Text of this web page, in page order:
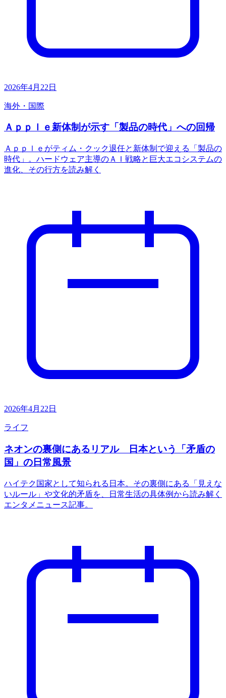
2026年4月22日
海外・国際
Ａｐｐｌｅ新体制が示す「製品の時代」への回帰
Ａｐｐｌｅがティム・クック退任と新体制で迎える「製品の
時代」。ハードウェア主導のＡＩ戦略と巨大エコシステムの
進化、その行方を読み解く
2026年4月22日
ライフ
ネオンの裏側にあるリアル 日本という「矛盾の
国」の日常風景
ハイテク国家として知られる日本。その裏側にある「見えな
いルール」や文化的矛盾を、日常生活の具体例から読み解く
エンタメニュース記事。